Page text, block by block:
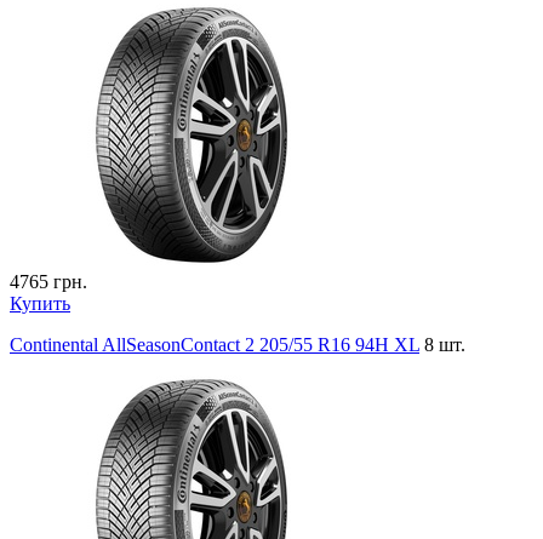
4765 грн.
Купить
Continental AllSeasonContact 2 205/55 R16 94H XL 8 шт.